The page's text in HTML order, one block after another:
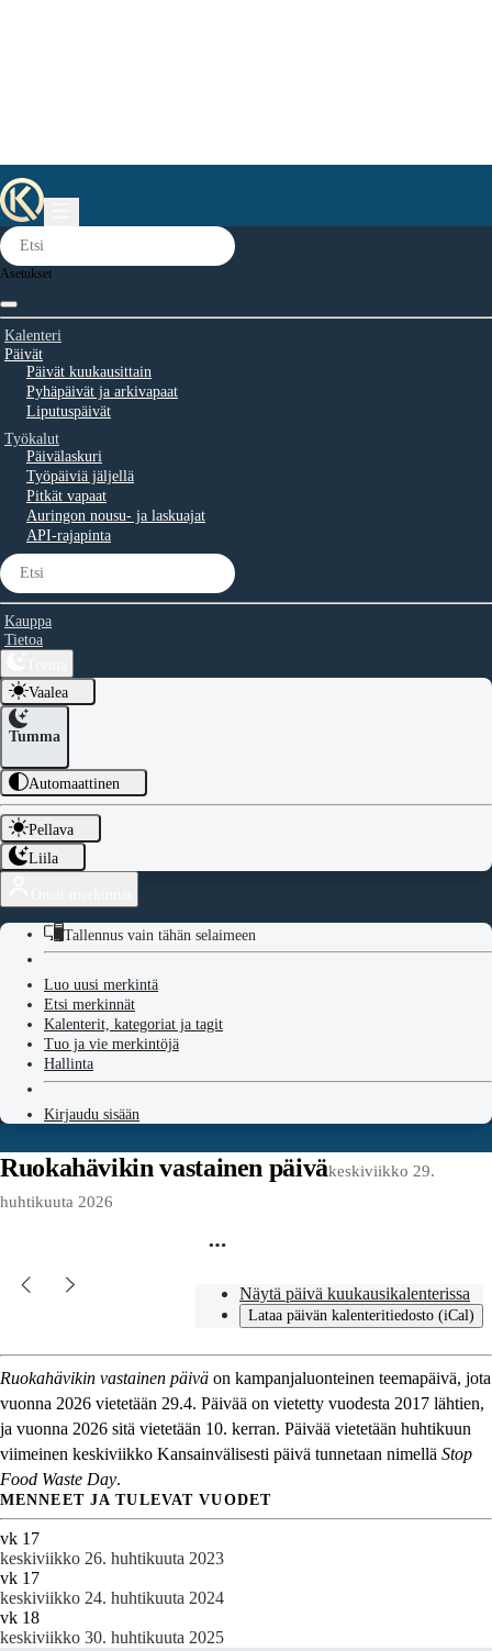
Asetukset
Kalenteri
Päivät
Päivät kuukausittain
Pyhäpäivät ja arkivapaat
Liputuspäivät
Työkalut
Päivälaskuri
Työpäiviä jäljellä
Pitkät vapaat
Auringon nousu- ja laskuajat
API-rajapinta
Kauppa
Tietoa
Vaalea
Tumma
Automaattinen
Pellava
Liila
Tallennus vain tähän selaimeen
Luo uusi merkintä
Etsi merkinnät
Kalenterit, kategoriat ja tagit
Tuo ja vie merkintöjä
Hallinta
Kirjaudu sisään
Ruokahävikin vastainen päiväkeskiviikko 29.
huhtikuuta 2026
Näytä päivä kuukausikalenterissa
Lataa päivän kalenteritiedosto (iCal)
Ruokahävikin vastainen päivä on kampanjaluonteinen teemapäivä, jota
vuonna 2026 vietetään 29.4. Päivää on vietetty vuodesta 2017 lähtien,
ja vuonna 2026 sitä vietetään 10. kerran. Päivää vietetään huhtikuun
viimeinen keskiviikko Kansainvälisesti päivä tunnetaan nimellä Stop
Food Waste Day.
MENNEET JA TULEVAT VUODET
vk 17
keskiviikko 26. huhtikuuta 2023
vk 17
keskiviikko 24. huhtikuuta 2024
vk 18
keskiviikko 30. huhtikuuta 2025